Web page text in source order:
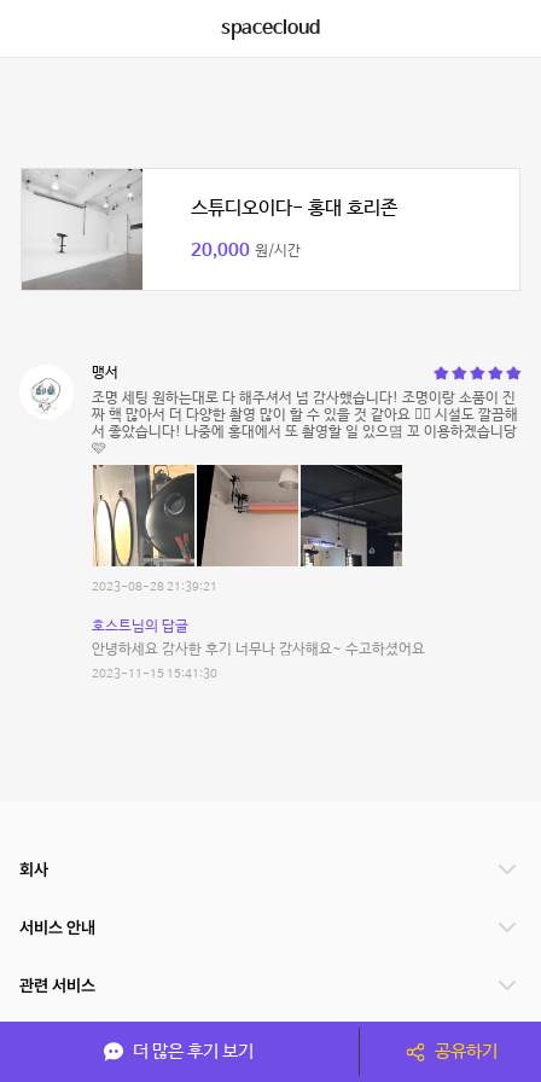
spacecloud
스튜디오이다- 홍대 호리존
20,000 원/시간
맹서
조명 세팅 원하는대로 다 해주셔서 넘 감사했습니다! 조명이랑 소품이 진
짜 핵 많아서 더 다양한 촬영 많이 할 수 있을 것 같아요 👍🏻 시설도 깔끔해
서 좋았습니다! 나중에 홍대에서 또 촬영할 일 있으몀 꼬 이용하겠습니당
🩷
2023-08-28 21:39:21
호스트님의 답글
안녕하세요 감사한 후기 너무나 감사해요~ 수고하셨어요
2023-11-15 15:41:30
더 많은 후기 보기 공유하기
회사
서비스 안내
관련 서비스